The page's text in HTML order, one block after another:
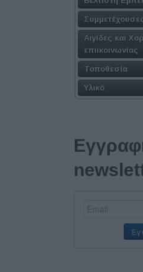
Συμμετέχουσες
Αιγίδες και
επιικοινωνίας
Τοποθεσία
Υλικό